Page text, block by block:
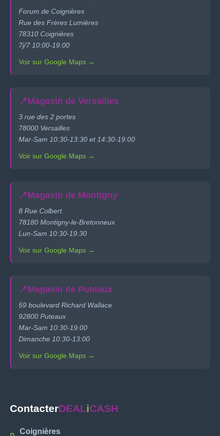
Forum de Coignières
Rue des Frères Lumières
78310 Coignières
7j/7 10:00-19:00
Voir sur Google Maps →
📍Magasin de Versailles
3 rue des 2 portes
78000 Versailles
Mar-Sam 10:30-13:30 et 14:30-19:00
Voir sur Google Maps →
📍Magasin de Montigny
8 Rue Colbert
78180 Montigny-le-Bretonneux
Lun-Sam 10:30-19:30
Voir sur Google Maps →
📍Magasin de Puteaux
59 boulevard Richard Wallace
92800 Puteaux
Mar-Sam 10:30-19:00
Dimanche 10:30-13:00
Voir sur Google Maps →
ContacterDEALiCASH
Coignières